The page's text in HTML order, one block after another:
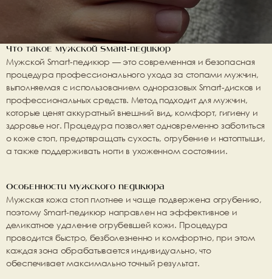
Что такое мужской Smart-педикюр
Мужской Smart-педикюр — это современная и безопасная
процедура профессионального ухода за стопами мужчин,
выполняемая с использованием одноразовых Smart-дисков и
профессиональных средств. Метод подходит для мужчин,
которые ценят аккуратный внешний вид, комфорт, гигиену и
здоровье ног. Процедура позволяет одновременно заботиться
о коже стоп, предотвращать сухость, огрубение и натоптыши,
а также поддерживать ногти в ухоженном состоянии.
Особенности мужского педикюра
Мужская кожа стоп плотнее и чаще подвержена огрубению,
поэтому Smart-педикюр направлен на эффективное и
деликатное удаление огрубевшей кожи. Процедура
проводится быстро, безболезненно и комфортно, при этом
каждая зона обрабатывается индивидуально, что
обеспечивает максимально точный результат.